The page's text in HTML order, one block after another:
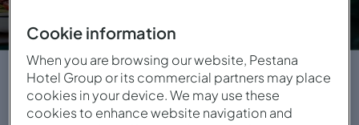
Si vous avez une demande urgente, veuillez
vous adresser à l'un de nos contacts :
Cookie information
When you are browsing our website, Pestana
Hotel Group or its commercial partners may place
cookies in your device. We may use these
cookies to enhance website navigation and